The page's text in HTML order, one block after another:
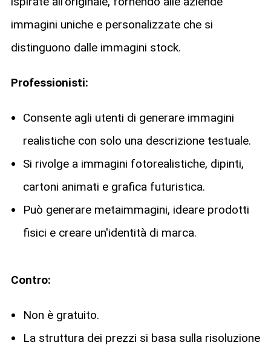
immagini uniche e personalizzate che si
distinguono dalle immagini stock.
Professionisti:
Consente agli utenti di generare immagini
realistiche con solo una descrizione testuale.
Si rivolge a immagini fotorealistiche, dipinti,
cartoni animati e grafica futuristica.
Può generare metaimmagini, ideare prodotti
fisici e creare un'identità di marca.
Contro:
Non è gratuito.
La struttura dei prezzi si basa sulla risoluzione